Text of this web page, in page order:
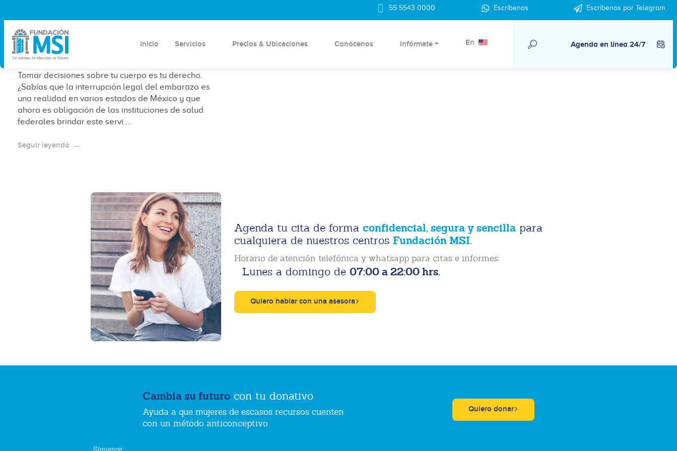
55 5543 0000 Escríbenos Escríbenos por Telegram
Inicio Servicios Precios & Ubicaciones Conócenos Infórmate + En Agenda en línea 24/7
Lo que nadie te cuenta sobre la
interrupción legal del embarazo en
México
Tomar decisiones sobre tu cuerpo es tu derecho.
¿Sabías que la interrupción legal del embarazo es
una realidad en varios estados de México y que
ahora es obligación de las instituciones de salud
federales brindar este servi ...
Seguir leyendo
Agenda tu cita de forma confidencial, segura y sencillapara
cualquiera de nuestros centros Fundación MSI.
Horario de atención telefónica y whatsapp para citas e informes:
Lunes a domingo de 07:00 a 22:00 hrs.
Quiero hablar con una asesora
Cambia su futuro con tu donativo
Ayuda a que mujeres de escasos recursos cuenten
con un método anticonceptivo
Quiero donar